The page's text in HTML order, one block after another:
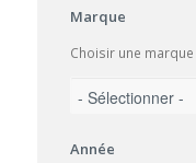
Marque
Choisir une marque
Année